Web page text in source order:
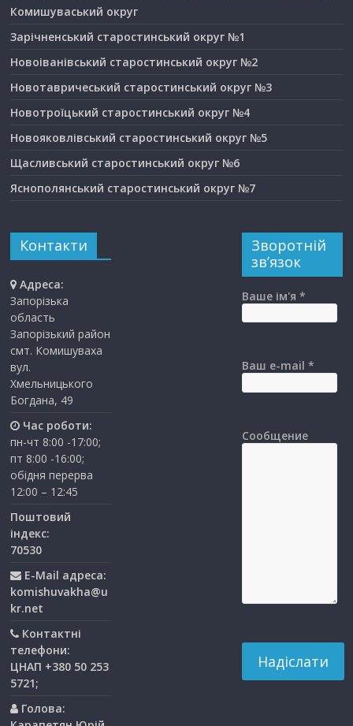
Комишуваський округ
Зарічненський старостинський округ №1
Новоіванівський старостинський округ №2
Новотавричеський старостинський округ №3
Новотроїцький старостинський округ №4
Новояковлівський старостинський округ №5
Щасливський старостинський округ №6
Яснополянський старостинський округ №7
Контакти
Адреса:
Запорізька
область
Запорізький район
смт. Комишуваха
вул.
Хмельницького
Богдана, 49
Час роботи:
пн-чт 8:00 -17:00;
пт 8:00 -16:00;
обідня перерва
12:00 – 12:45
Поштовий
індекс:
70530
E-Mail адреса:
komishuvakha@u
kr.net
Контактні
телефони:
ЦНАП +380 50 253
5721;
Голова:
Зворотній
зв’язок
Ваше ім'я *
Ваш e-mail *
Сообщение